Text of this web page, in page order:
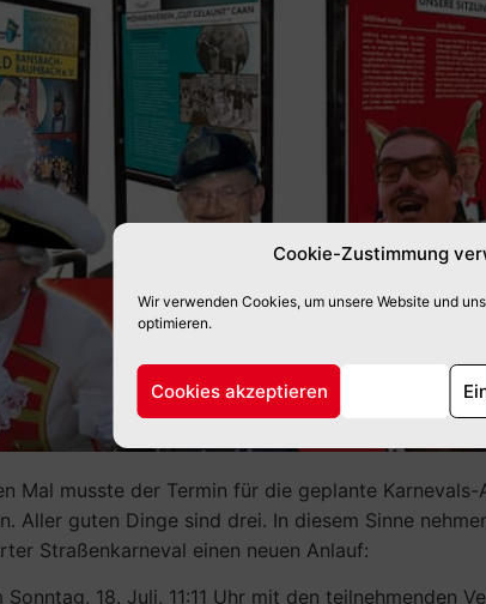
Cookie-Zustimmung
Wir verwenden Cookies, um unsere Website und
optimieren.
Cookies akzeptieren
Mal musste der Termin für die geplante
Aller guten Dinge sind drei. In diesem Sinne
Straßenkarneval einen neuen Anlauf:
18. Juli, 11:11 Uhr mit den teilnehmenden